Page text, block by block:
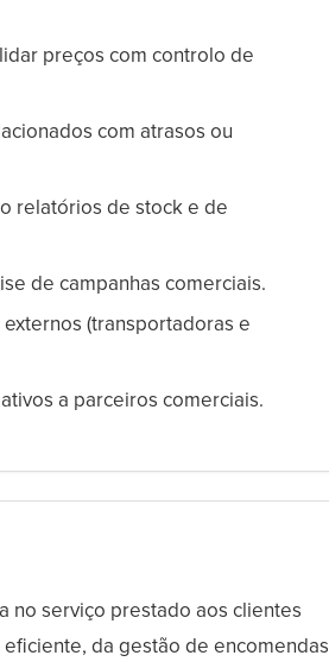
preços com controlo de
com atrasos ou
relatórios de stock e de
de campanhas comerciais.
(transportadoras e
a parceiros comerciais.
no serviço prestado aos clientes
da gestão de encomendas